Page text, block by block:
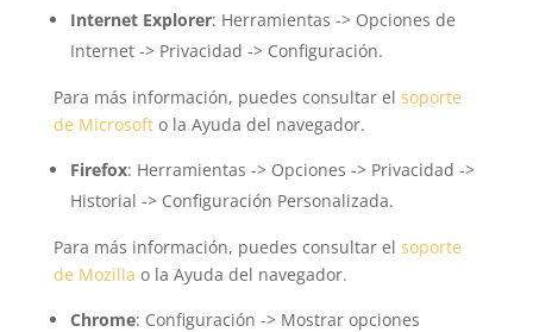
Internet Explorer: Herramientas -> Opciones de
Internet -> Privacidad -> Configuración.
Para más información, puedes consultar el soporte
de Microsofto la Ayuda del navegador.
Firefox: Herramientas -> Opciones -> Privacidad ->
Historial -> Configuración Personalizada.
Para más información, puedes consultar el soporte
de Mozilla o la Ayuda del navegador.
Chrome: Configuración -> Mostrar opciones